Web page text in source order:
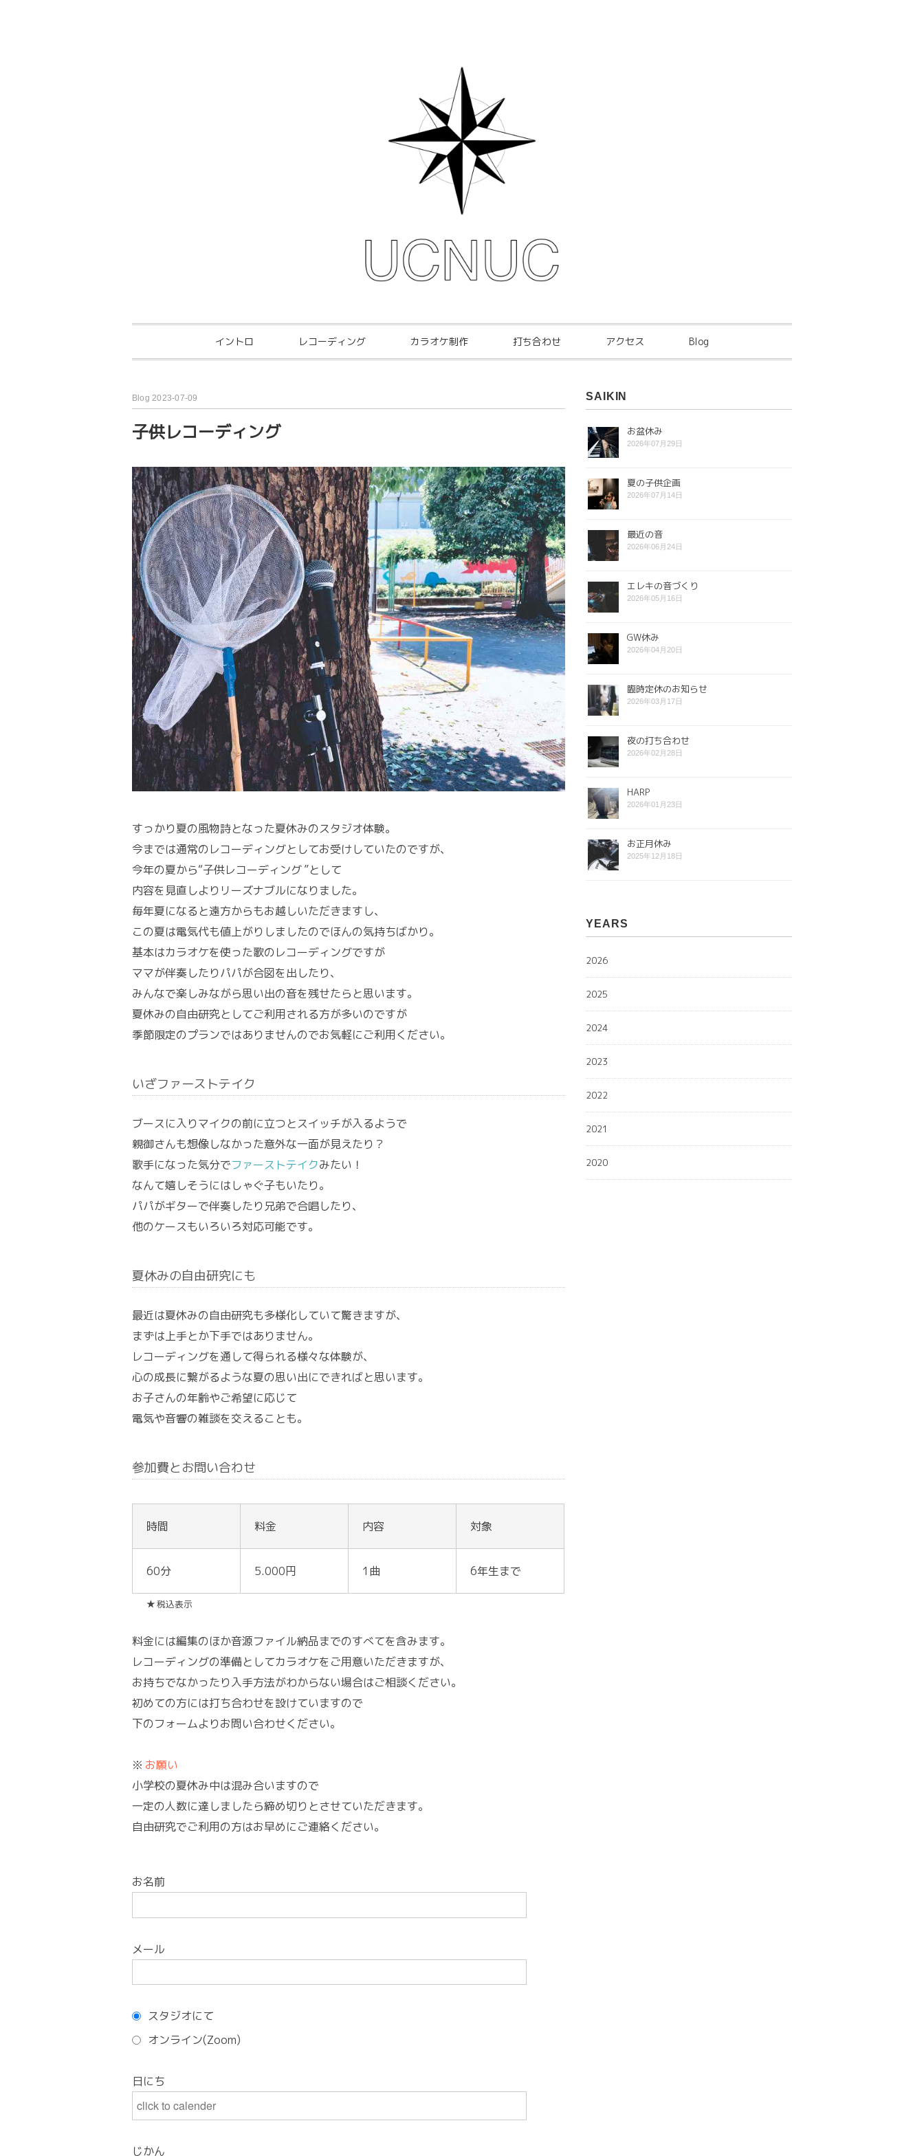
イントロ レコーディング カラオケ制作 打ち合わせ アクセス Blog
Blog 2023-07-09
子供レコーディング
すっかり夏の風物詩となった夏休みのスタジオ体験。
今までは通常のレコーディングとしてお受けしていたのですが、
今年の夏から“子供レコーディング ”として
内容を見直しよりリーズナブルになりました。
毎年夏になると遠方からもお越しいただきますし、
この夏は電気代も値上がりしましたのでほんの気持ちばかり。
基本はカラオケを使った歌のレコーディングですが
ママが伴奏したりパパが合図を出したり、
みんなで楽しみながら思い出の音を残せたらと思います。
夏休みの自由研究としてご利用される方が多いのですが
季節限定のプランではありませんのでお気軽にご利用ください。
いざファーストテイク
ブースに入りマイクの前に立つとスイッチが入るようで
親御さんも想像しなかった意外な一面が見えたり？
歌手になった気分でファーストテイクみたい！
なんて嬉しそうにはしゃぐ子もいたり。
パパがギターで伴奏したり兄弟で合唱したり、
他のケースもいろいろ対応可能です。
夏休みの自由研究にも
最近は夏休みの自由研究も多様化していて驚きますが、
まずは上手とか下手ではありません。
レコーディングを通して得られる様々な体験が、
心の成長に繋がるような夏の思い出にできればと思います。
お子さんの年齢やご希望に応じて
電気や音響の雑談を交えることも。
参加費とお問い合わせ
★ 税込表示
時間 料金 内容 対象
60分 5.000円 1曲 6年生まで
料金には編集のほか音源ファイル納品までのすべてを含みます。
レコーディングの準備としてカラオケをご用意いただきますが、
お持ちでなかったり入手方法がわからない場合はご相談ください。
初めての方には打ち合わせを設けていますので
下のフォームよりお問い合わせください。
※ お願い
小学校の夏休み中は混み合いますので
一定の人数に達しましたら締め切りとさせていただきます。
自由研究でご利用の方はお早めにご連絡ください。
お名前
メール
スタジオにて
オンライン(Zoom)
日にち
じかん
SAIKIN
お盆休み
2026年07月29日
夏の子供企画
2026年07月14日
最近の音
2026年06月24日
エレキの音づくり
2026年05月16日
GW休み
2026年04月20日
臨時定休のお知らせ
2026年03月17日
夜の打ち合わせ
2026年02月28日
HARP
2026年01月23日
お正月休み
2025年12月18日
YEARS
2026
2025
2024
2023
2022
2021
2020